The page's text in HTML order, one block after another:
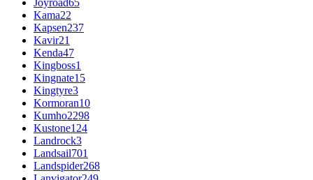
Joyroad65
Kama22
Kapsen237
Kavir21
Kenda47
Kingboss1
Kingnate15
Kingtyre3
Kormoran10
Kumho2298
Kustone124
Landrock3
Landsail701
Landspider268